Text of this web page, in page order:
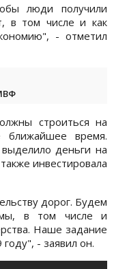
люди получили
в том числе и как
- отметил
строиться на
ближайшее время.
деньги на
инвестировала
дорог. Будем
в том числе и
Наше задание
- заявил он.